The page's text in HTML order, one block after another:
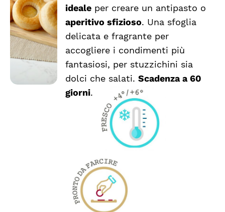
CARRELLO
/
DETTAGLI
ideale per creare un antipasto o
aperitivo sfizioso. Una sfoglia
delicata e fragrante per
accogliere i condimenti più
fantasiosi, per stuzzichini sia
dolci che salati.Scadenza a 60
giorni.